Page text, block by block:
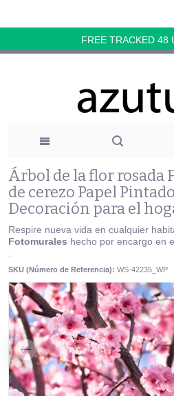
FREE TRACKED 48
Árbol de la flor rosada
de cerezo Papel
Decoración para el
Respire nueva vida en cualquier
Fotomurales hecho por encargo en
SKU (Número de Referencia): WS-42235_WP